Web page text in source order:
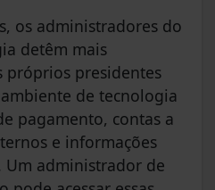
os administradores do
detêm mais
próprios presidentes
de tecnologia
pagamento, contas a
e informações
administrador de